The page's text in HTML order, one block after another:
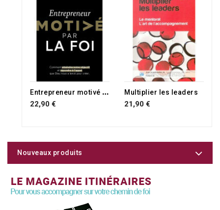
E
ntrepreneur motivé par la foi
22,90 €
Multiplier les leaders
21,90 €
Nouveaux produits